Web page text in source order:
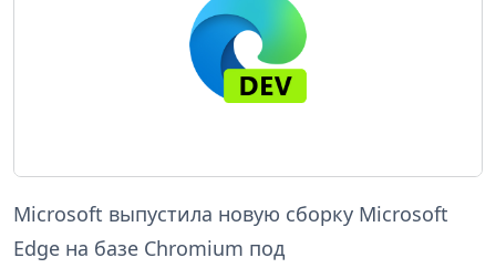
Microsoft выпустила новую сборку Microsoft
Edge на базе Chromium под